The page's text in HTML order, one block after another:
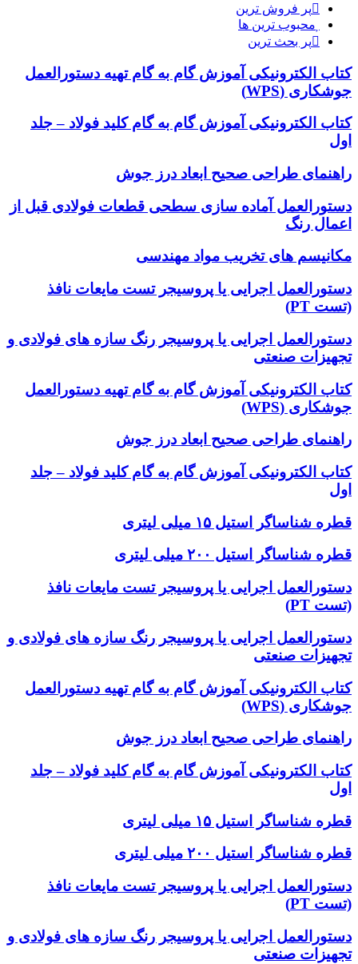
پر فروش ترین
محبوب ترین ها
پر بحث ترین
کتاب الکترونیکی آموزش گام به گام تهیه دستورالعمل
جوشکاری (WPS)
کتاب الکترونیکی آموزش گام به گام کلید فولاد – جلد
اول
راهنمای طراحی صحیح ابعاد درز جوش
دستورالعمل آماده سازی سطحی قطعات فولادی قبل از
اعمال رنگ
مکانیسم های تخریب مواد مهندسی
دستورالعمل اجرایی یا پروسیجر تست مایعات نافذ
(تست PT)
دستورالعمل اجرایی یا پروسیجر رنگ سازه های فولادی و
تجهیزات صنعتی
کتاب الکترونیکی آموزش گام به گام تهیه دستورالعمل
جوشکاری (WPS)
راهنمای طراحی صحیح ابعاد درز جوش
کتاب الکترونیکی آموزش گام به گام کلید فولاد – جلد
اول
قطره شناساگر استیل ۱۵ میلی لیتری
قطره شناساگر استیل ۲۰۰ میلی لیتری
دستورالعمل اجرایی یا پروسیجر تست مایعات نافذ
(تست PT)
دستورالعمل اجرایی یا پروسیجر رنگ سازه های فولادی و
تجهیزات صنعتی
کتاب الکترونیکی آموزش گام به گام تهیه دستورالعمل
جوشکاری (WPS)
راهنمای طراحی صحیح ابعاد درز جوش
کتاب الکترونیکی آموزش گام به گام کلید فولاد – جلد
اول
قطره شناساگر استیل ۱۵ میلی لیتری
قطره شناساگر استیل ۲۰۰ میلی لیتری
دستورالعمل اجرایی یا پروسیجر تست مایعات نافذ
(تست PT)
دستورالعمل اجرایی یا پروسیجر رنگ سازه های فولادی و
تجهیزات صنعتی